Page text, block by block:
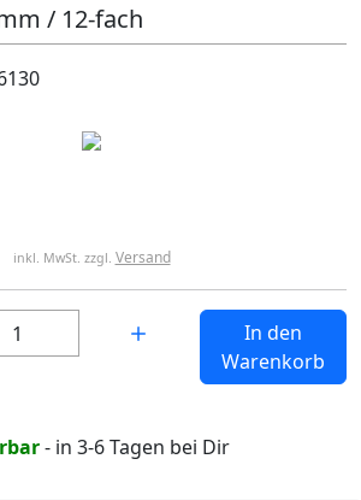
/ 12-fach
inkl. MwSt. zzgl. Versand
In den
Warenkorb
- in 3-6 Tagen bei Dir